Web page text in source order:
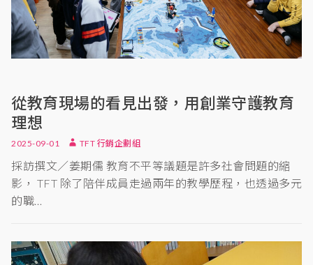
從教育現場的看見出發，用創業守護教育
理想
2025-09-01 TFT 行銷企劃組
採訪撰文／姜期儒 教育不平等議題是許多社會問題的縮
影， TFT 除了陪伴成員走過兩年的教學歷程，也透過多元
的職…